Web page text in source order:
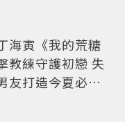
海寅《我的荒糖
教練守護初戀 失
打造今夏必看